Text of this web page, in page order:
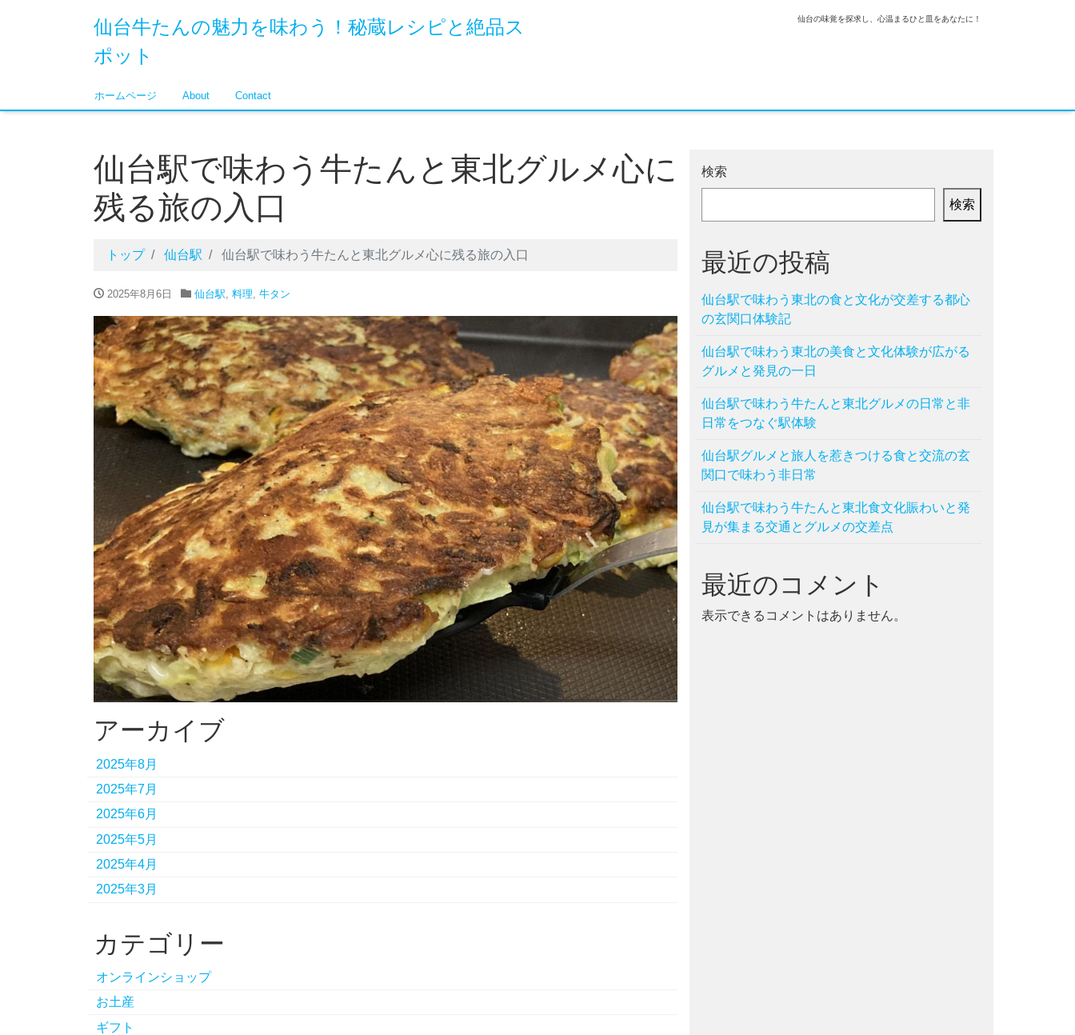
仙台牛たんの魅力を味わう！秘蔵レシピと絶品ス
ポット
仙台の味覚を探求し、心温まるひと皿をあなたに！
ホームページ About Contact
仙台駅で味わう牛たんと東北グルメ心に
残る旅の入口
トップ 仙台駅 仙台駅で味わう牛たんと東北グルメ心に残る旅の入口
2025年8月6日 仙台駅 料理 牛タン
アーカイブ
2025年8月
2025年7月
2025年6月
2025年5月
2025年4月
2025年3月
カテゴリー
オンラインショップ
お土産
ギフト
検索
検索
最近の投稿
仙台駅で味わう東北の食と文化が交差する都心
の玄関口体験記
仙台駅で味わう東北の美食と文化体験が広がる
グルメと発見の一日
仙台駅で味わう牛たんと東北グルメの日常と非
日常をつなぐ駅体験
仙台駅グルメと旅人を惹きつける食と交流の玄
関口で味わう非日常
仙台駅で味わう牛たんと東北食文化賑わいと発
見が集まる交通とグルメの交差点
最近のコメント
表示できるコメントはありません。